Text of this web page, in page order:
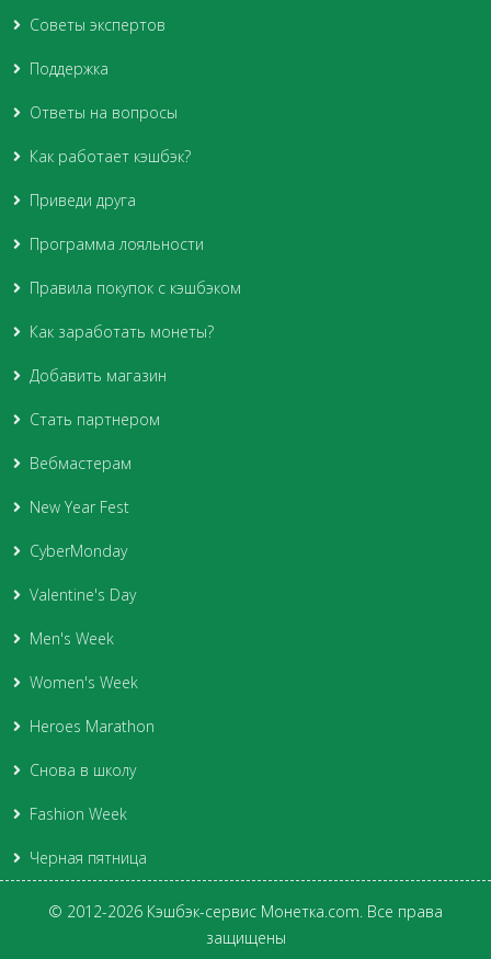
Советы экспертов
Поддержка
Ответы на вопросы
Как работает кэшбэк?
Приведи друга
Программа лояльности
Правила покупок с кэшбэком
Как заработать монеты?
Добавить магазин
Стать партнером
Вебмастерам
New Year Fest
CyberMonday
Valentine's Day
Men's Week
Women's Week
Heroes Marathon
Снова в школу
Fashion Week
Черная пятница
© 2012-2026 Кэшбэк-сервис Монетка.com. Все права
защищены